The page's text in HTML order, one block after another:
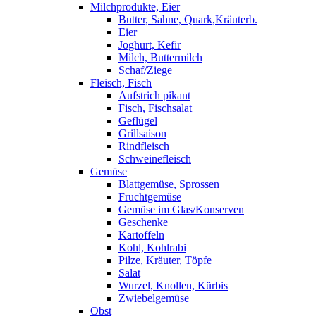
Milchprodukte, Eier
Butter, Sahne, Quark,Kräuterb.
Eier
Joghurt, Kefir
Milch, Buttermilch
Schaf/Ziege
Fleisch, Fisch
Aufstrich pikant
Fisch, Fischsalat
Geflügel
Grillsaison
Rindfleisch
Schweinefleisch
Gemüse
Blattgemüse, Sprossen
Fruchtgemüse
Gemüse im Glas/Konserven
Geschenke
Kartoffeln
Kohl, Kohlrabi
Pilze, Kräuter, Töpfe
Salat
Wurzel, Knollen, Kürbis
Zwiebelgemüse
Obst